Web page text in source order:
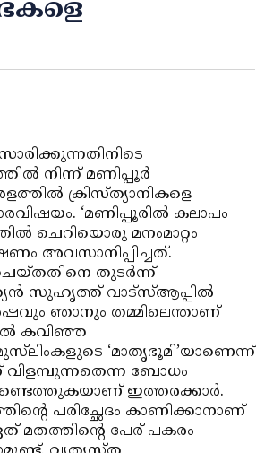
നിന്ന് മണിപ്പൂര്‍
ക്രിസ്ത്യാനികളെ
‘മണിപ്പൂരില്‍ കലാപം
ചെറിയൊരു മനംമാറ്റം
അവസാനിപ്പിച്ചത്.
തുടര്‍ന്ന്
സുഹൃത്ത് വാട്‌സ്ആപ്പില്‍
ഞാനും തമ്മിലെന്താണ്
കവിഞ്ഞ
‘മാതൃഭൂമി’യാണെന്ന്
ബോധം
ഇത്തരക്കാര്‍.
പരിച്ഛേദം കാണിക്കാനാണ്
മതത്തിന്റെ പേര് പകരം